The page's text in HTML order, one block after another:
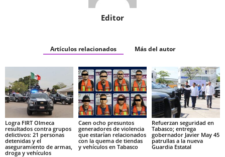
Editor
Artículos relacionados Más del autor
Logra FIRT Olmeca
resultados contra grupos
delictivos: 21 personas
detenidas y el
aseguramiento de armas,
droga y vehículos
Caen ocho presuntos
generadores de violencia
que estarían relacionados
con la quema de tiendas
y vehículos en Tabasco
Refuerzan seguridad en
Tabasco; entrega
gobernador Javier May 45
patrullas a la nueva
Guardia Estatal